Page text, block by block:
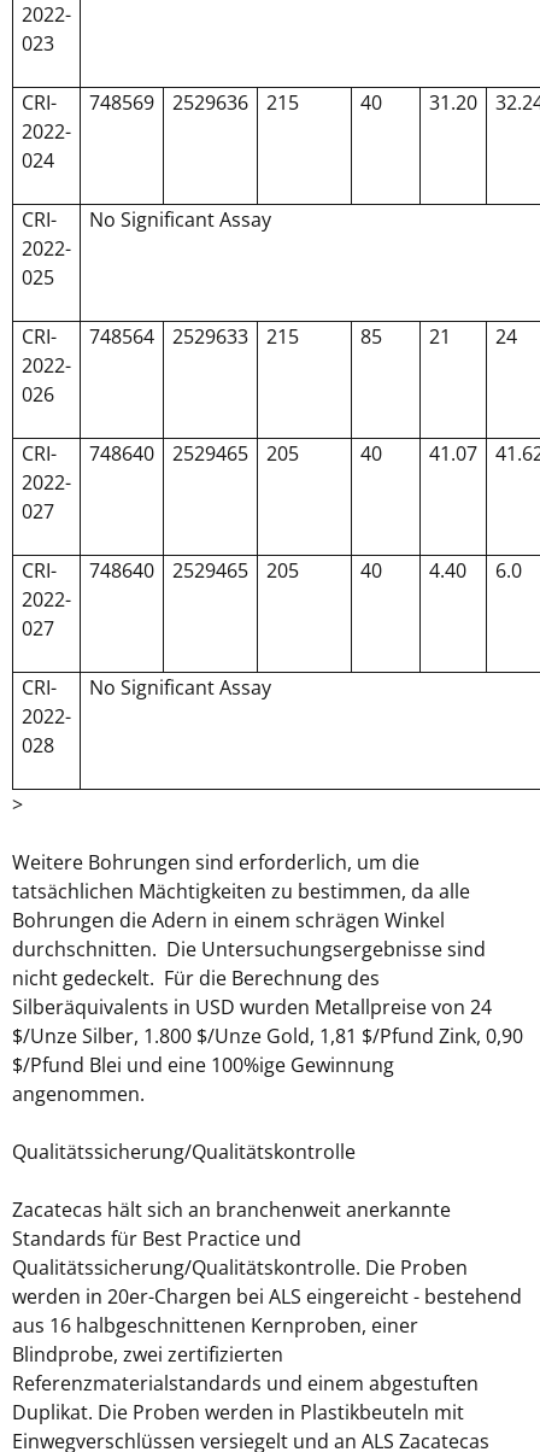
2022-
023
CRI-
2022-
024
748569 2529636 215 40 31.20
CRI-
2022-
025
No Significant Assay
CRI-
2022-
026
748564 2529633 215 85 21 24
CRI-
2022-
027
748640 2529465 205 40 41.07
CRI-
2022-
027
748640 2529465 205 40 4.40 6.0
CRI-
2022-
028
No Significant Assay
>
Weitere Bohrungen sind erforderlich, um die
tatsächlichen Mächtigkeiten zu bestimmen, da alle
Bohrungen die Adern in einem schrägen Winkel
durchschnitten. Die Untersuchungsergebnisse sind
nicht gedeckelt. Für die Berechnung des
Silberäquivalents in USD wurden Metallpreise von 24
$/Unze Silber, 1.800 $/Unze Gold, 1,81 $/Pfund Zink, 0,90
$/Pfund Blei und eine 100%ige Gewinnung
angenommen.
Qualitätssicherung/Qualitätskontrolle
Zacatecas hält sich an branchenweit anerkannte
Standards für Best Practice und
Qualitätssicherung/Qualitätskontrolle. Die Proben
werden in 20er-Chargen bei ALS eingereicht - bestehend
aus 16 halbgeschnittenen Kernproben, einer
Blindprobe, zwei zertifizierten
Referenzmaterialstandards und einem abgestuften
Duplikat. Die Proben werden in Plastikbeuteln mit
Einwegverschlüssen versiegelt und an ALS Zacatecas